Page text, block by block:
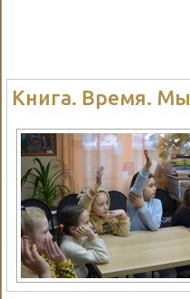
Книга. Время. Мы